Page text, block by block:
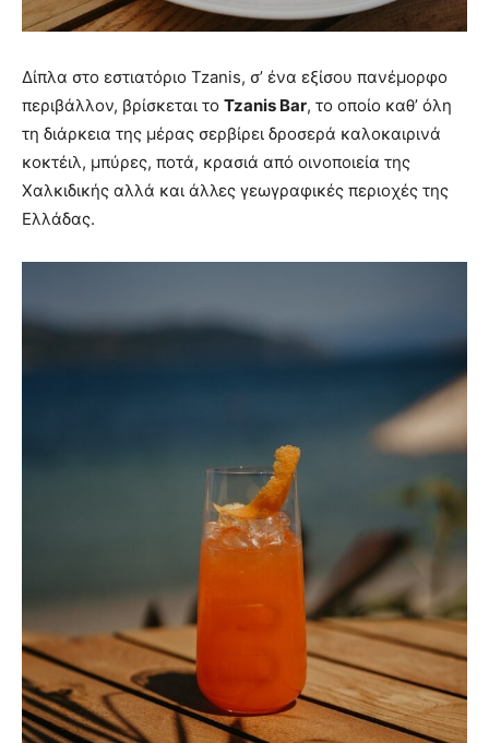
Δίπλα στο εστιατόριο Tzanis, σ’ ένα εξίσου πανέμορφο
περιβάλλον, βρίσκεται το Tzanis Bar, το οποίο καθ’ όλη
τη διάρκεια της μέρας σερβίρει δροσερά καλοκαιρινά
κοκτέιλ, μπύρες, ποτά, κρασιά από οινοποιεία της
Χαλκιδικής αλλά και άλλες γεωγραφικές περιοχές της
Ελλάδας.